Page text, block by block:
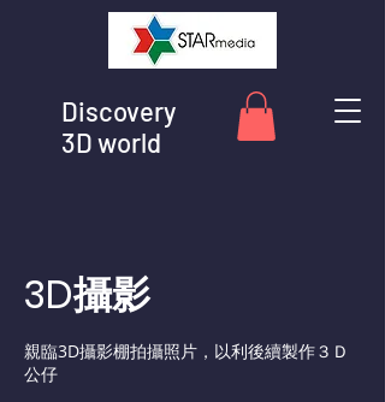
Discovery
3D world
3D攝影
親臨3D攝影棚拍攝照片，以利後續製作３Ｄ
公仔